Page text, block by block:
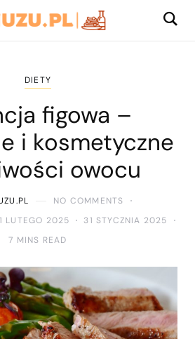
DIETY
figowa –
i kosmetyczne
owocu
NO COMMENTS
LUTEGO 2025
31 STYCZNIA 2025
7 MINS READ